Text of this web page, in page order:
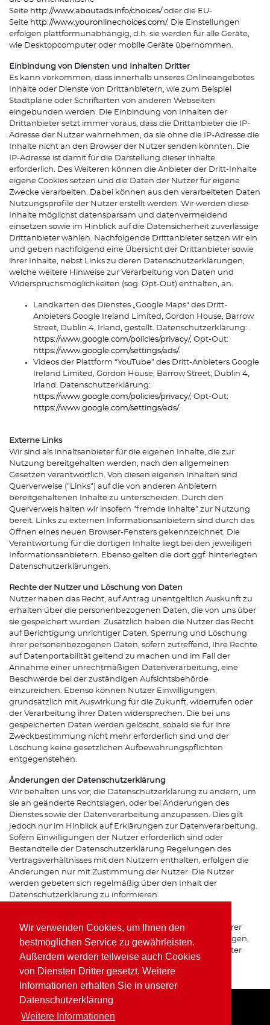
Wir verwenden Cookies, um Ihnen den
bestmöglichen Service zu gewährleisten.
Außerdem werden teilweise auch Cookies
von Diensten Dritter gesetzt. Weitere
Informationen erhalten Sie in unserer
Datenschutzerklärung
Weitere Informationen
Seite http://www.aboutads.info/choices/ oder die EU-
Seite http://www.youronlinechoices.com/. Die Einstellungen
erfolgen plattformunabhängig, d.h. sie werden für alle Geräte,
wie Desktopcomputer oder mobile Geräte übernommen.
Einbindung von Diensten und Inhalten Dritter
Es kann vorkommen, dass innerhalb unseres Onlineangebotes
Inhalte oder Dienste von Drittanbietern, wie zum Beispiel
Stadtpläne oder Schriftarten von anderen Webseiten
eingebunden werden. Die Einbindung von Inhalten der
Drittanbieter setzt immer voraus, dass die Drittanbieter die IP-
Adresse der Nutzer wahrnehmen, da sie ohne die IP-Adresse die
Inhalte nicht an den Browser der Nutzer senden könnten. Die
IP-Adresse ist damit für die Darstellung dieser Inhalte
erforderlich. Des Weiteren können die Anbieter der Dritt-Inhalte
eigene Cookies setzen und die Daten der Nutzer für eigene
Zwecke verarbeiten. Dabei können aus den verarbeiteten Daten
Nutzungsprofile der Nutzer erstellt werden. Wir werden diese
Inhalte möglichst datensparsam und datenvermeidend
einsetzen sowie im Hinblick auf die Datensicherheit zuverlässige
Drittanbieter wählen. Nachfolgende Drittanbieter setzen wir ein
und geben nachfolgend eine Übersicht der Drittanbieter sowie
ihrer Inhalte, nebst Links zu deren Datenschutzerklärungen,
welche weitere Hinweise zur Verarbeitung von Daten und
Widerspruchsmöglichkeiten (sog. Opt-Out) enthalten, an.
Landkarten des Dienstes „Google Maps“ des Dritt-
Anbieters Google Ireland Limited, Gordon House, Barrow
Street, Dublin 4, Irland, gestellt. Datenschutzerklärung:
https://www.google.com/policies/privacy/, Opt-Out:
https://www.google.com/settings/ads/.
Videos der Plattform “YouTube” des Dritt-Anbieters Google
Ireland Limited, Gordon House, Barrow Street, Dublin 4,
Irland. Datenschutzerklärung:
https://www.google.com/policies/privacy/, Opt-Out:
https://www.google.com/settings/ads/.
Externe Links
Wir sind als Inhaltsanbieter für die eigenen Inhalte, die zur
Nutzung bereitgehalten werden, nach den allgemeinen
Gesetzen verantwortlich. Von diesen eigenen Inhalten sind
Querverweise ("Links") auf die von anderen Anbietern
bereitgehaltenen Inhalte zu unterscheiden. Durch den
Querverweis halten wir insofern "fremde Inhalte" zur Nutzung
bereit. Links zu externen Informationsanbietern sind durch das
Öffnen eines neuen Browser-Fensters gekennzeichnet. Die
Verantwortung für die dortigen Inhalte liegt bei den jeweiligen
Informationsanbietern. Ebenso gelten die dort ggf. hinterlegten
Datenschutzerklärungen.
Rechte der Nutzer und Löschung von Daten
Nutzer haben das Recht, auf Antrag unentgeltlich Auskunft zu
erhalten über die personenbezogenen Daten, die von uns über
sie gespeichert wurden. Zusätzlich haben die Nutzer das Recht
auf Berichtigung unrichtiger Daten, Sperrung und Löschung
ihrer personenbezogenen Daten, sofern zutreffend, Ihre Rechte
auf Datenportabilität geltend zu machen und im Fall der
Annahme einer unrechtmäßigen Datenverarbeitung, eine
Beschwerde bei der zuständigen Aufsichtsbehörde
einzureichen. Ebenso können Nutzer Einwilligungen,
grundsätzlich mit Auswirkung für die Zukunft, widerrufen oder
der Verarbeitung ihrer Daten widersprechen. Die bei uns
gespeicherten Daten werden gelöscht, sobald sie für ihre
Zweckbestimmung nicht mehr erforderlich sind und der
Löschung keine gesetzlichen Aufbewahrungspflichten
entgegenstehen.
Änderungen der Datenschutzerklärung
Wir behalten uns vor, die Datenschutzerklärung zu ändern, um
sie an geänderte Rechtslagen, oder bei Änderungen des
Dienstes sowie der Datenverarbeitung anzupassen. Dies gilt
jedoch nur im Hinblick auf Erklärungen zur Datenverarbeitung.
Sofern Einwilligungen der Nutzer erforderlich sind oder
Bestandteile der Datenschutzerklärung Regelungen des
Vertragsverhältnisses mit den Nutzern enthalten, erfolgen die
Änderungen nur mit Zustimmung der Nutzer. Die Nutzer
werden gebeten sich regelmäßig über den Inhalt der
Datenschutzerklärung zu informieren.
Bei Fragen zur Erhebung, Verarbeitung oder Nutzung Ihrer
personenbezogenen Daten, bei Auskünften, Berichtigungen,
Sperrung oder Löschung von Daten sowie Widerruf erteilter
Einwilligungen wenden Sie sich bitte an unsere(n)
Datenschutzbeauftragte(n) bzw. Apothekeninhaber(in).
Home Impressum